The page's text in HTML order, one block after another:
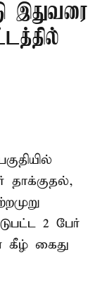
இதுவரை
2 பேர்
கீழ் கைது